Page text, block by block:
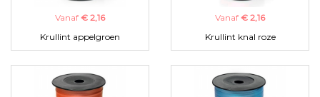
Vanaf € 2,16
Krullint appelgroen
Vanaf € 2,16
Krullint knal roze